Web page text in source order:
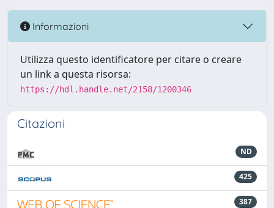
Informazioni
Utilizza questo identificatore per citare o creare
un link a questa risorsa:
https://hdl.handle.net/2158/1200346
Citazioni
ND
425
387